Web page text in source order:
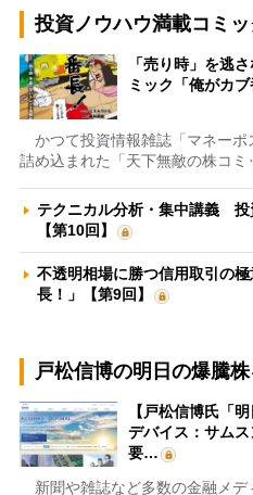
投資ノウハウ満載コミッ
「売り時」を逃
ミック「俺がカブ
かつて投資情報雑誌「マネーポ
詰め込まれた「天下無敵の株コミ
テクニカル分析・集中講義 投
【第10回】
不透明相場に勝つ信用取引の
長！」【第9回】
戸松信博の明日の爆騰株
【戸松信博氏「
デバイス：サム
要…
新聞や雑誌など多数の金融メデ